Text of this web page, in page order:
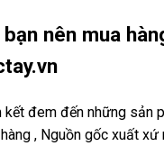
nên mua
kết đem đến những sản
, Nguồn gốc xuất xứ